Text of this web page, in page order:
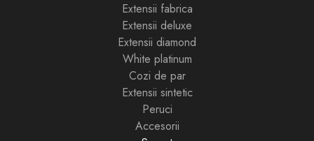
Extensii fabrica
Extensii deluxe
Extensii diamond
White platinum
Cozi de par
Extensii sintetic
Peruci
Accesorii